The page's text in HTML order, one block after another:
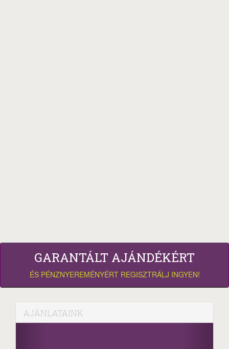
GARANTÁLT AJÁNDÉKÉRT
ÉS PÉNZNYEREMÉNYÉRT REGISZTRÁLJ INGYEN!
AJÁNLATAINK